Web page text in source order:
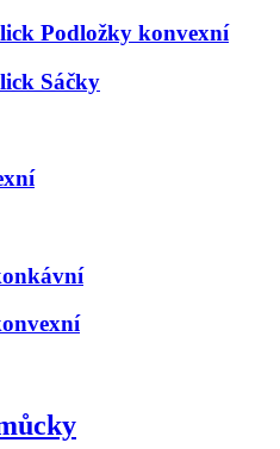
Podložky konvexní
Sáčky